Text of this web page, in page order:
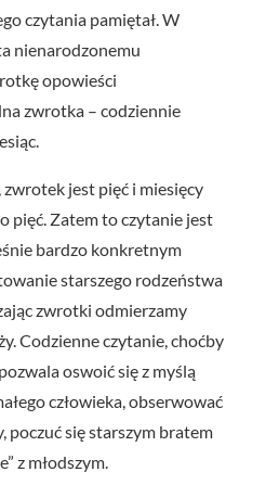
czytania pamiętał. W
nienarodzonemu
opowieści
zwrotka – codziennie
jest pięć i miesięcy
pięć.Zatem to czytanie jest
bardzo konkretnym
starszego rodzeństwa
zwrotki odmierzamy
Codzienne czytanie, choćby
oswoić się z myślą
człowieka, obserwować
poczuć się starszym bratem
z młodszym.